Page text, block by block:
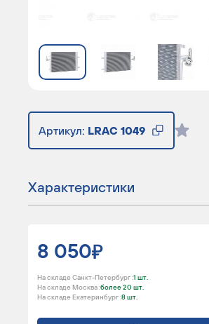
Артикул: LRAC 1049
Характеристики
8 050
На складе Санкт-Петербург :1 шт.
На складе Москва :более 20 шт.
На складе Екатеринбург :8 шт.